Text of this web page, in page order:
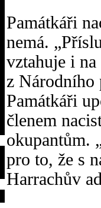
Památkáři
nemá.
vztahuje i
z Národního
Památkáři
členem
okupantům.
pro to, že s
Harrachův